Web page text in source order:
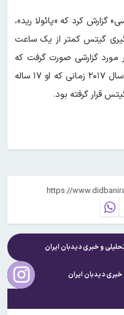
گزارش کرد که «پائولا رید»،
گیتس کمتر از یک ساعت
مورد گزارشی صورت گرفت که
زنی به پنل اخلاقی کمیته گفت که در سال ۲۰۱۷ زمانی که او ۱۷ ساله
تحلیلی و خبریدیدبان ایران
خبریدیدبان ایران